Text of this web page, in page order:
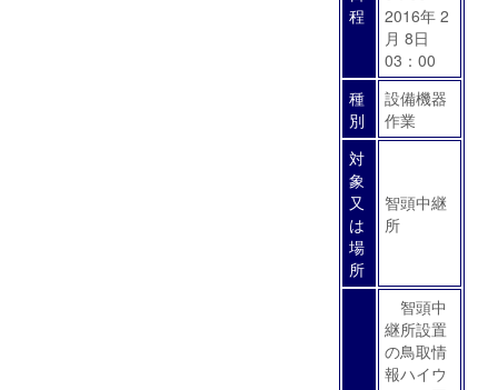
程
2016年 2
月 8日
03：00
種
別
設備機器
作業
対
象
又
は
場
所
智頭中継
所
智頭中
継所設置
の鳥取情
報ハイウ